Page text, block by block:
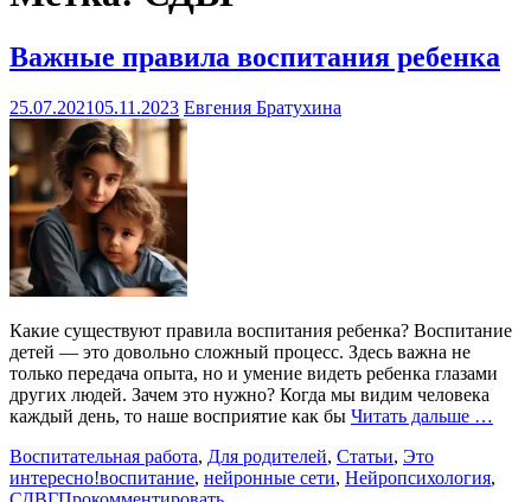
Важные правила воспитания ребенка
25.07.202105.11.2023 Евгения Братухина
Какие существуют правила воспитания ребенка? Воспитание
детей — это довольно сложный процесс. Здесь важна не
только передача опыта, но и умение видеть ребенка глазами
других людей. Зачем это нужно? Когда мы видим человека
каждый день, то наше восприятие как бы Читать дальше …
Воспитательная работа, Для родителей, Статьи, Это
интересно!воспитание, нейронные сети, Нейропсихология,